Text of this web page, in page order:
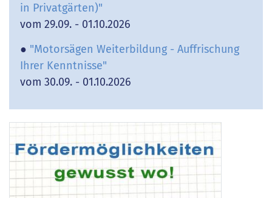
in Privatgärten)"
vom 29.09. - 01.10.2026
● "Motorsägen Weiterbildung - Auffrischung
Ihrer Kenntnisse"
vom 30.09. - 01.10.2026